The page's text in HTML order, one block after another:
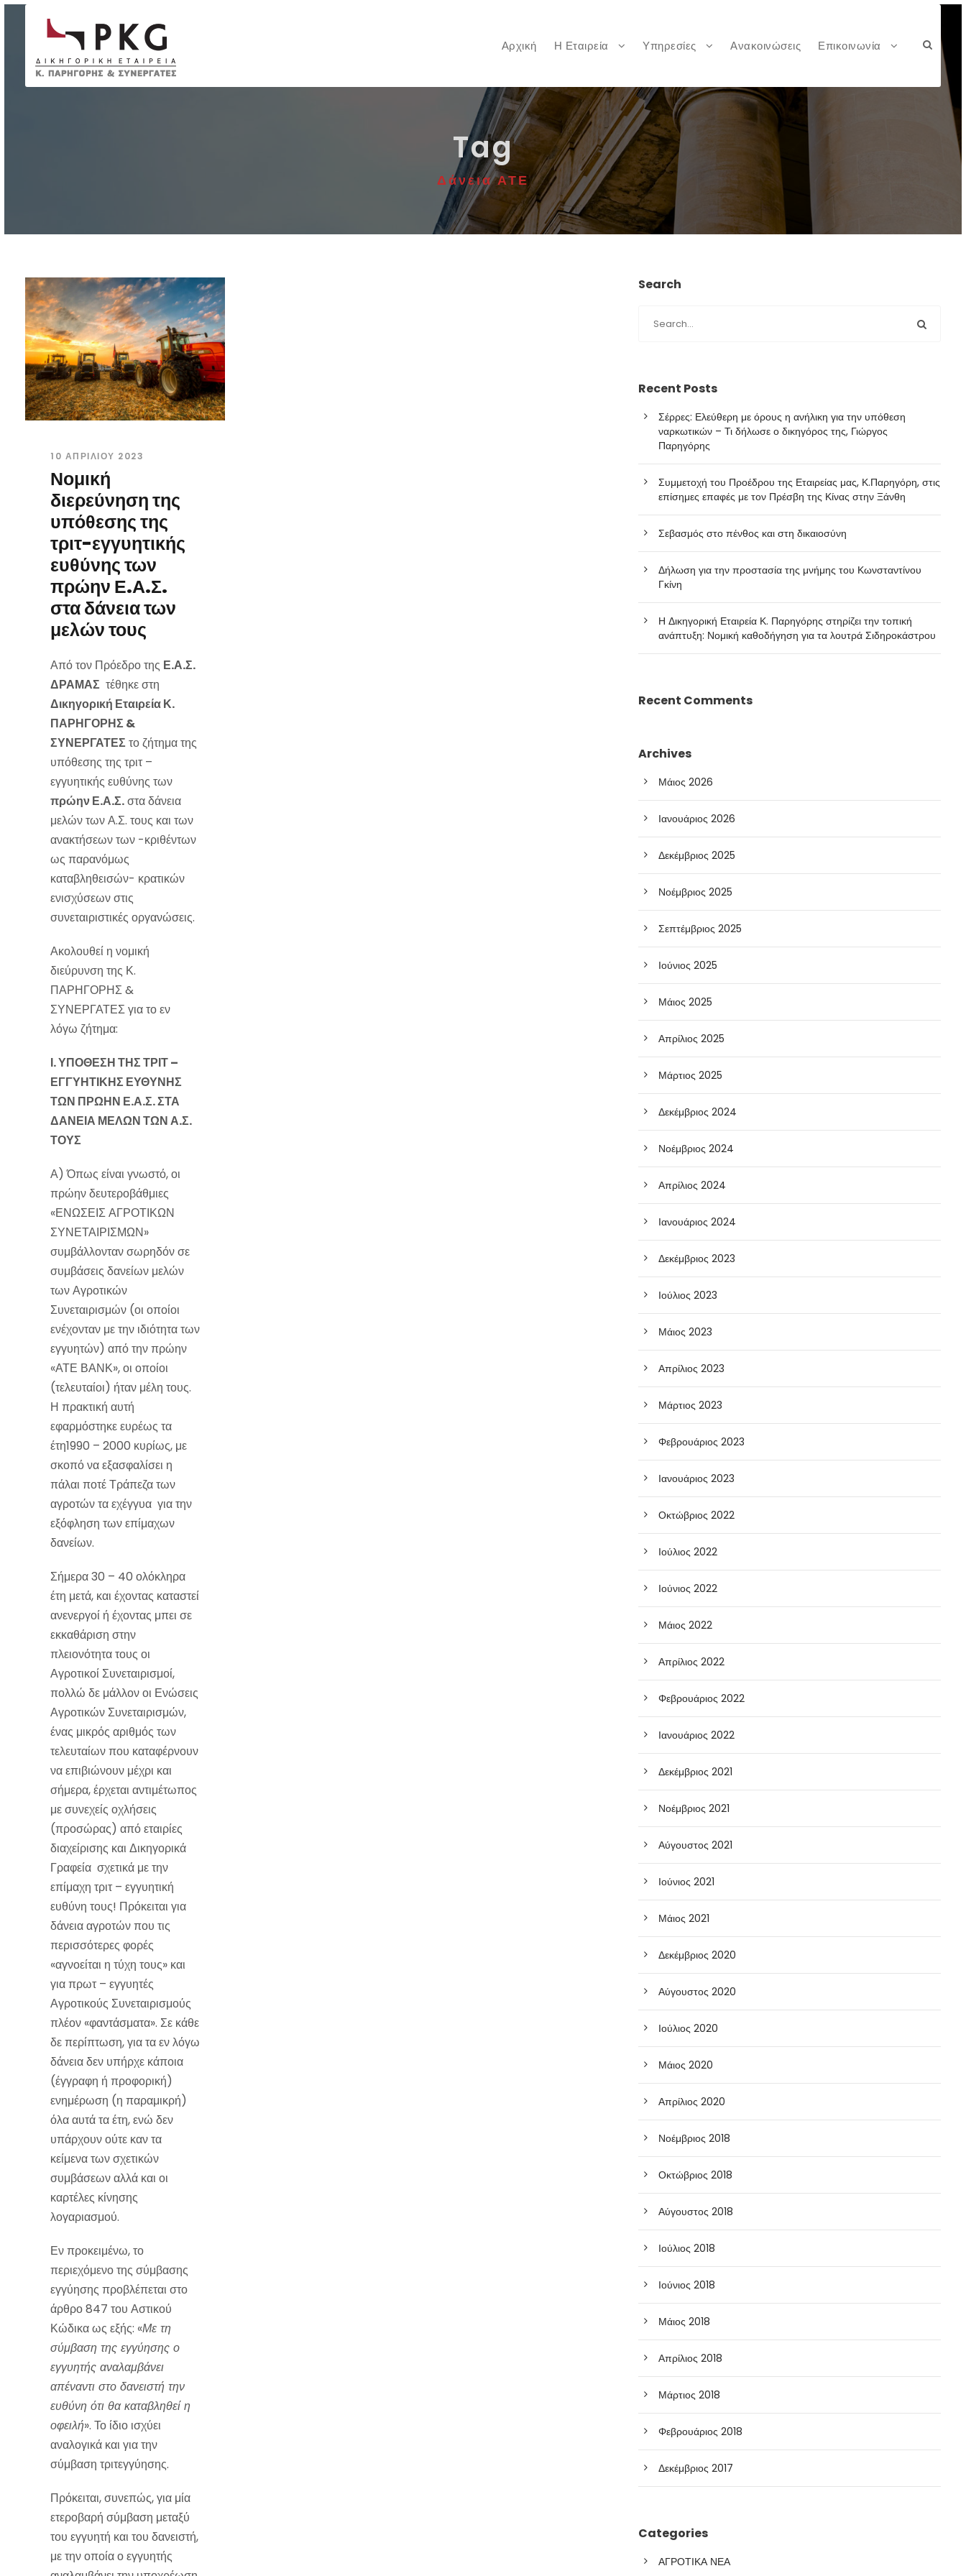
Αρχική Η Εταιρεία Υπηρεσίες Ανακοινώσεις Επικοινωνία
Tag
Δάνεια ΑΤΕ
10 ΑΠΡΙΛΊΟΥ 2023
Νομική
διερεύνηση της
υπόθεσης της
τριτ-εγγυητικής
ευθύνης των
πρώην Ε.Α.Σ.
στα δάνεια των
μελών τους
Από τον Πρόεδρο της Ε.Α.Σ.
ΔΡΑΜΑΣ τέθηκε στη
Δικηγορική Εταιρεία Κ.
ΠΑΡΗΓΟΡΗΣ &
ΣΥΝΕΡΓΑΤΕΣ το ζήτημα της
υπόθεσης της τριτ –
εγγυητικής ευθύνης των
πρώην Ε.Α.Σ.στα δάνεια
μελών των Α.Σ. τους και των
ανακτήσεων των -κριθέντων
ως παρανόμως
καταβληθεισών- κρατικών
ενισχύσεων στις
συνεταιριστικές οργανώσεις.
Ακολουθεί η νομική
διεύρυνση της Κ.
ΠΑΡΗΓΟΡΗΣ &
ΣΥΝΕΡΓΑΤΕΣ για το εν
λόγω ζήτημα:
Ι. ΥΠΟΘΕΣΗ ΤΗΣΤΡΙΤ –
ΕΓΓΥΗΤΙΚΗΣ ΕΥΘΥΝΗΣ
ΤΩΝ ΠΡΩΗΝ Ε.Α.Σ. ΣΤΑ
ΔΑΝΕΙΑ ΜΕΛΩΝ ΤΩΝ Α.Σ.
ΤΟΥΣ
Α) Όπως είναι γνωστό, οι
πρώην δευτεροβάθμιες
«ΕΝΩΣΕΙΣ ΑΓΡΟΤΙΚΩΝ
ΣΥΝΕΤΑΙΡΙΣΜΩΝ»
συμβάλλονταν σωρηδόν σε
συμβάσεις δανείων μελών
των Αγροτικών
Συνεταιρισμών (οι οποίοι
ενέχονταν με την ιδιότητα των
εγγυητών) από την πρώην
«ΑΤΕ ΒΑΝΚ», οι οποίοι
(τελευταίοι) ήταν μέλη τους.
Η πρακτική αυτή
εφαρμόστηκε ευρέως τα
έτη1990 – 2000 κυρίως, με
σκοπό να εξασφαλίσει η
πάλαι ποτέ Τράπεζα των
αγροτών τα εχέγγυα για την
εξόφληση των επίμαχων
δανείων.
Σήμερα 30 – 40 ολόκληρα
έτη μετά, και έχοντας καταστεί
ανενεργοί ή έχοντας μπει σε
εκκαθάριση στην
πλειονότητα τους οι
Αγροτικοί Συνεταιρισμοί,
πολλώ δε μάλλον οι Ενώσεις
Αγροτικών Συνεταιρισμών,
ένας μικρός αριθμός των
τελευταίων που καταφέρνουν
να επιβιώνουν μέχρι και
σήμερα, έρχεται αντιμέτωπος
με συνεχείς οχλήσεις
(προσώρας) από εταιρίες
διαχείρισης και Δικηγορικά
Γραφεία σχετικά με την
επίμαχη τριτ – εγγυητική
ευθύνη τους! Πρόκειται για
δάνεια αγροτών που τις
περισσότερες φορές
«αγνοείται η τύχη τους» και
για πρωτ – εγγυητές
Αγροτικούς Συνεταιρισμούς
πλέον «φαντάσματα». Σε κάθε
δε περίπτωση, για τα εν λόγω
δάνεια δεν υπήρχε κάποια
(έγγραφη ή προφορική)
ενημέρωση (η παραμικρή)
όλα αυτά τα έτη, ενώ δεν
υπάρχουν ούτε καν τα
κείμενα των σχετικών
συμβάσεων αλλά και οι
καρτέλες κίνησης
λογαριασμού.
Εν προκειμένω, το
περιεχόμενο της σύμβασης
εγγύησης προβλέπεται στο
άρθρο 847 του Αστικού
Κώδικα ως εξής: «Με τη
σύμβαση της εγγύησης ο
εγγυητής αναλαμβάνει
απέναντι στο δανειστή την
ευθύνη ότι θα καταβληθεί η
οφειλή». Το ίδιο ισχύει
αναλογικά και για την
σύμβαση τριτεγγύησης.
Πρόκειται, συνεπώς, για μία
ετεροβαρή σύμβαση μεταξύ
του εγγυητή και του δανειστή,
με την οποία ο εγγυητής
Search
Recent Posts
Σέρρες: Ελεύθερη με όρους η ανήλικη για την υπόθεση
ναρκωτικών – Τι δήλωσε ο δικηγόρος της, Γιώργος
Παρηγόρης
Συμμετοχή του Προέδρου της Εταιρείας μας, Κ.Παρηγόρη, στις
επίσημες επαφές με τον Πρέσβη της Κίνας στην Ξάνθη
Σεβασμός στο πένθος και στη δικαιοσύνη
Δήλωση για την προστασία της μνήμης του Κωνσταντίνου
Γκίνη
Η Δικηγορική Εταιρεία Κ. Παρηγόρης στηρίζει την τοπική
ανάπτυξη: Νομική καθοδήγηση για τα λουτρά Σιδηροκάστρου
Recent Comments
Archives
Μάιος 2026
Ιανουάριος 2026
Δεκέμβριος 2025
Νοέμβριος 2025
Σεπτέμβριος 2025
Ιούνιος 2025
Μάιος 2025
Απρίλιος 2025
Μάρτιος 2025
Δεκέμβριος 2024
Νοέμβριος 2024
Απρίλιος 2024
Ιανουάριος 2024
Δεκέμβριος 2023
Ιούλιος 2023
Μάιος 2023
Απρίλιος 2023
Μάρτιος 2023
Φεβρουάριος 2023
Ιανουάριος 2023
Οκτώβριος 2022
Ιούλιος 2022
Ιούνιος 2022
Μάιος 2022
Απρίλιος 2022
Φεβρουάριος 2022
Ιανουάριος 2022
Δεκέμβριος 2021
Νοέμβριος 2021
Αύγουστος 2021
Ιούνιος 2021
Μάιος 2021
Δεκέμβριος 2020
Αύγουστος 2020
Ιούλιος 2020
Μάιος 2020
Απρίλιος 2020
Νοέμβριος 2018
Οκτώβριος 2018
Αύγουστος 2018
Ιούλιος 2018
Ιούνιος 2018
Μάιος 2018
Απρίλιος 2018
Μάρτιος 2018
Φεβρουάριος 2018
Δεκέμβριος 2017
Categories
ΑΓΡΟΤΙΚΑ ΝΕΑ